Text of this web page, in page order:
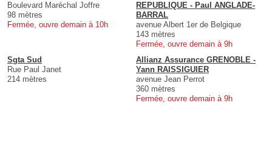
Boulevard Maréchal Joffre
98 mètres
Fermée, ouvre demain à 10h
REPUBLIQUE - Paul ANGLADE-
BARRAL
avenue Albert 1er de Belgique
143 mètres
Fermée, ouvre demain à 9h
Sgta Sud
Rue Paul Janet
214 mètres
Allianz Assurance GRENOBLE -
Yann RAISSIGUIER
avenue Jean Perrot
360 mètres
Fermée, ouvre demain à 9h